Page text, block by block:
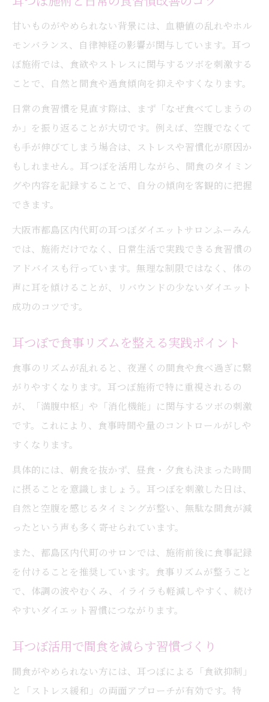
甘いものがやめられない背景には、血糖値の乱れやホル
モンバランス、自律神経の影響が関与しています。耳つ
ぼ施術では、食欲やストレスに関与するツボを刺激する
ことで、自然と間食や過食傾向を抑えやすくなります。
日常の食習慣を見直す際は、まず「なぜ食べてしまうの
か」を振り返ることが大切です。例えば、空腹でなくて
も手が伸びてしまう場合は、ストレスや習慣化が原因か
もしれません。耳つぼを活用しながら、間食のタイミン
グや内容を記録することで、自分の傾向を客観的に把握
できます。
大阪市都島区内代町の耳つぼダイエットサロンふーみん
では、施術だけでなく、日常生活で実践できる食習慣の
アドバイスも行っています。無理な制限ではなく、体の
声に耳を傾けることが、リバウンドの少ないダイエット
成功のコツです。
耳つぼで食事リズムを整える実践ポイント
食事のリズムが乱れると、夜遅くの間食や食べ過ぎに繋
がりやすくなります。耳つぼ施術で特に重視されるの
が、「満腹中枢」や「消化機能」に関与するツボの刺激
です。これにより、食事時間や量のコントロールがしや
すくなります。
具体的には、朝食を抜かず、昼食・夕食も決まった時間
に摂ることを意識しましょう。耳つぼを刺激した日は、
自然と空腹を感じるタイミングが整い、無駄な間食が減
ったという声も多く寄せられています。
また、都島区内代町のサロンでは、施術前後に食事記録
を付けることを推奨しています。食事リズムが整うこと
で、体調の波やむくみ、イライラも軽減しやすく、続け
やすいダイエット習慣につながります。
耳つぼ活用で間食を減らす習慣づくり
間食がやめられない方には、耳つぼによる「食欲抑制」
と「ストレス緩和」の両面アプローチが有効です。特